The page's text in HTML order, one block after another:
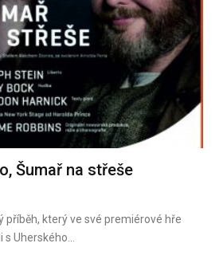
Šumař na střeše
příběh, který ve své premiérové hře
Uherského…